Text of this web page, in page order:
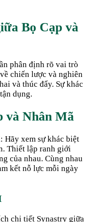
Bọ Cạp và
phân định rõ vai trò
chiến lược và nghiên
và thúc đẩy. Sự khác
dụng.
và Nhân Mã
Hãy xem sự khác biệt
Thiết lập ranh giới
của nhau. Cùng nhau
kết nỗ lực mỗi ngày
chi tiết Synastry giữa